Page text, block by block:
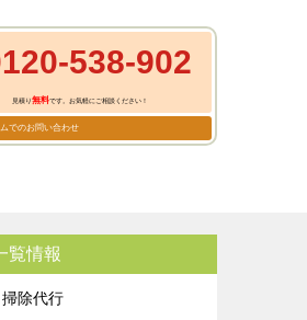
538-902
見積り無料です。お気軽にご相談ください！
でのお問い合わせ
覧情報
除代行